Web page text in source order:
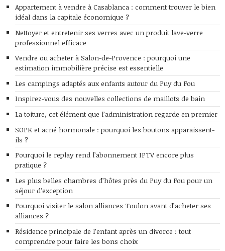
Appartement à vendre à Casablanca : comment trouver le bien
idéal dans la capitale économique ?
Nettoyer et entretenir ses verres avec un produit lave-verre
professionnel efficace
Vendre ou acheter à Salon-de-Provence : pourquoi une
estimation immobilière précise est essentielle
Les campings adaptés aux enfants autour du Puy du Fou
Inspirez-vous des nouvelles collections de maillots de bain
La toiture, cet élément que l’administration regarde en premier
SOPK et acné hormonale : pourquoi les boutons apparaissent-
ils ?
Pourquoi le replay rend l’abonnement IPTV encore plus
pratique ?
Les plus belles chambres d’hôtes près du Puy du Fou pour un
séjour d’exception
Pourquoi visiter le salon alliances Toulon avant d’acheter ses
alliances ?
Résidence principale de l’enfant après un divorce : tout
comprendre pour faire les bons choix